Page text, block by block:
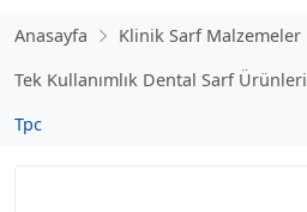
Anasayfa
Klinik Sarf Malzemeler
Tek Kullanımlık Dental Sarf Ürünleri
Tpc